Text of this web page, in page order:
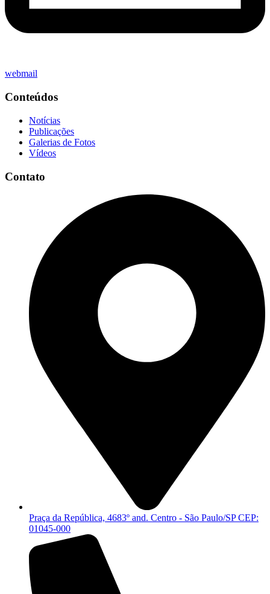
webmail
Conteúdos
Notícias
Publicações
Galerias de Fotos
Vídeos
Contato
Praça da República, 4683º and. Centro - São Paulo/SP CEP:
01045-000